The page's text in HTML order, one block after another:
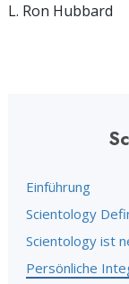
L. Ron Hubbard
Einführung
Scientology
Scientology ist
Persönliche